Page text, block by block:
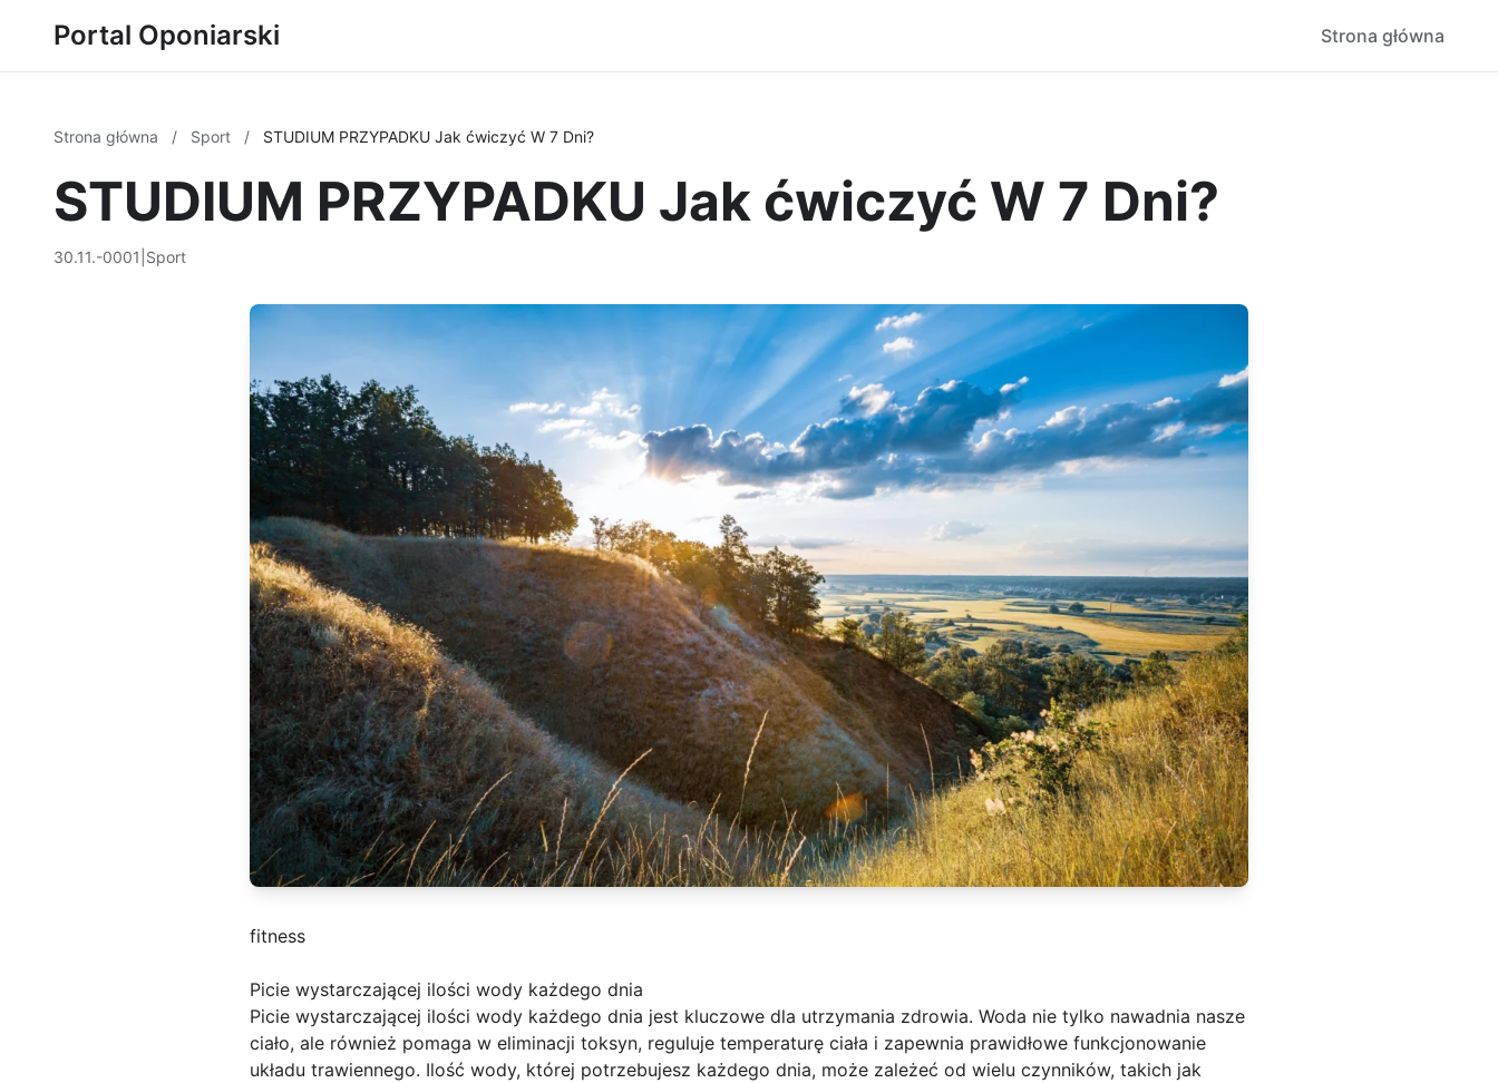
Portal Oponiarski Strona główna
Strona główna / Sport / STUDIUM PRZYPADKU Jak ćwiczyć W 7 Dni?
STUDIUM PRZYPADKU Jak ćwiczyć W 7 Dni?
30.11.-0001 Sport
fitness
Picie wystarczającej ilości wody każdego dnia
Picie wystarczającej ilości wody każdego dnia jest kluczowe dla utrzymania zdrowia. Woda nie tylko nawadnia nasze
ciało, ale również pomaga w eliminacji toksyn, reguluje temperaturę ciała i zapewnia prawidłowe funkcjonowanie
układu trawiennego. Ilość wody, której potrzebujesz każdego dnia, może zależeć od wielu czynników, takich jak